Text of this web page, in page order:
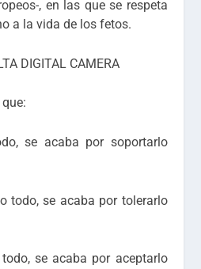
, en las que se respeta
a la vida de los fetos.
se acaba por soportarlo
todo, se acaba por tolerarlo
se acaba por aceptarlo